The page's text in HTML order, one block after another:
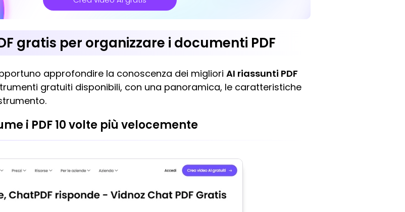
gratis per organizzare i documenti PDF
approfondire la conoscenza dei migliori AI riassunti PDF
gratuiti disponibili, con una panoramica, le caratteristiche
i PDF 10 volte più velocemente